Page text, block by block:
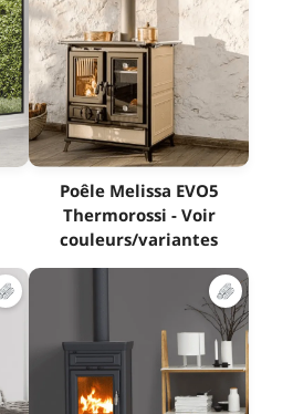
Poêle Melissa EVO5
Thermorossi - Voir
couleurs/variantes